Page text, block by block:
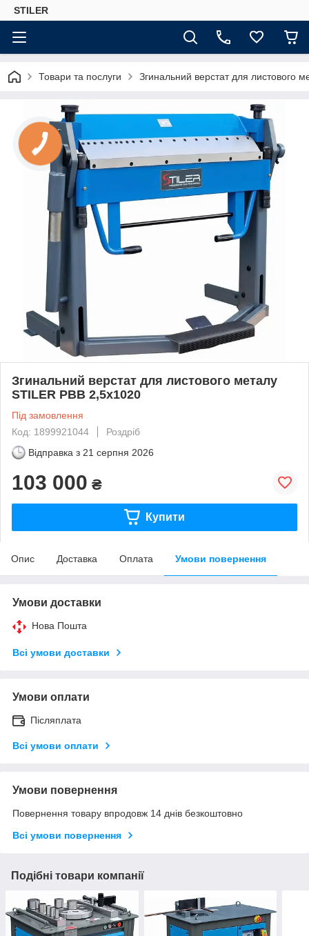
STILER
Товари та послуги Згинальний верстат для листового
Згинальний верстат для листового металу
STILER PBB 2,5x1020
Під замовлення
Код: 1899921044
Роздріб
Відправка з 21 серпня 2026
103 000 ₴
Купити
Опис Доставка Оплата Умови повернення
Умови доставки
Нова Пошта
Всі умови доставки
Умови оплати
Післяплата
Всі умови оплати
Умови повернення
Повернення товару впродовж 14 днів безкоштовно
Всі умови повернення
Подібні товари компанії